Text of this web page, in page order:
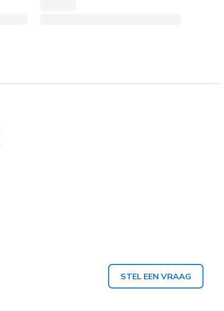
STEL EEN VRAAG